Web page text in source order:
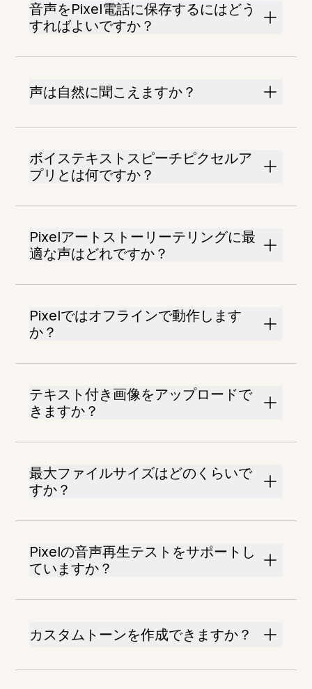
音声をPixel電話に保存するにはどう
すればよいですか？
声は自然に聞こえますか？
ボイステキストスピーチピクセルア
プリとは何ですか？
Pixelアートストーリーテリングに最
適な声はどれですか？
Pixelではオフラインで動作します
か？
テキスト付き画像をアップロードで
きますか？
最大ファイルサイズはどのくらいで
すか？
Pixelの音声再生テストをサポートし
ていますか？
カスタムトーンを作成できますか？